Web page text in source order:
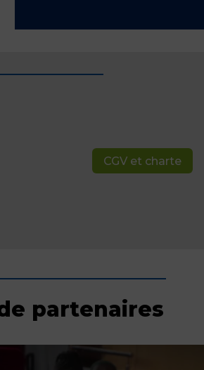
CGV et charte
partenaires